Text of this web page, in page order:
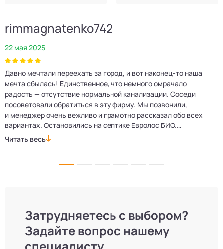
rimmagnatenko742
22 мая 2025
Давно мечтали переехать за город, и вот наконец‑то наша
мечта сбылась! Единственное, что немного омрачало
радость — отсутствие нормальной канализации. Соседи
посоветовали обратиться в эту фирму. Мы позвонили,
и менеджер очень вежливо и грамотно рассказал обо всех
вариантах. Остановились на септике Евролос БИО.
Монтажники приехали вовремя, установили всё быстро
Читать весь
Затрудняетесь с выбором?
Задайте вопрос нашему